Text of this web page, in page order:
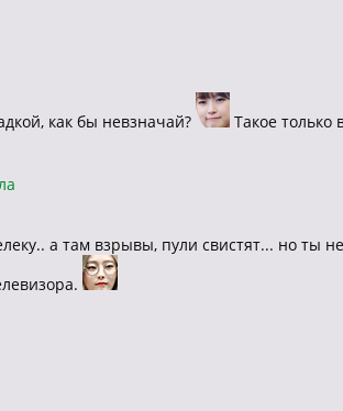
как бы невзначай?
Такое только
а там взрывы, пули свистят... но ты